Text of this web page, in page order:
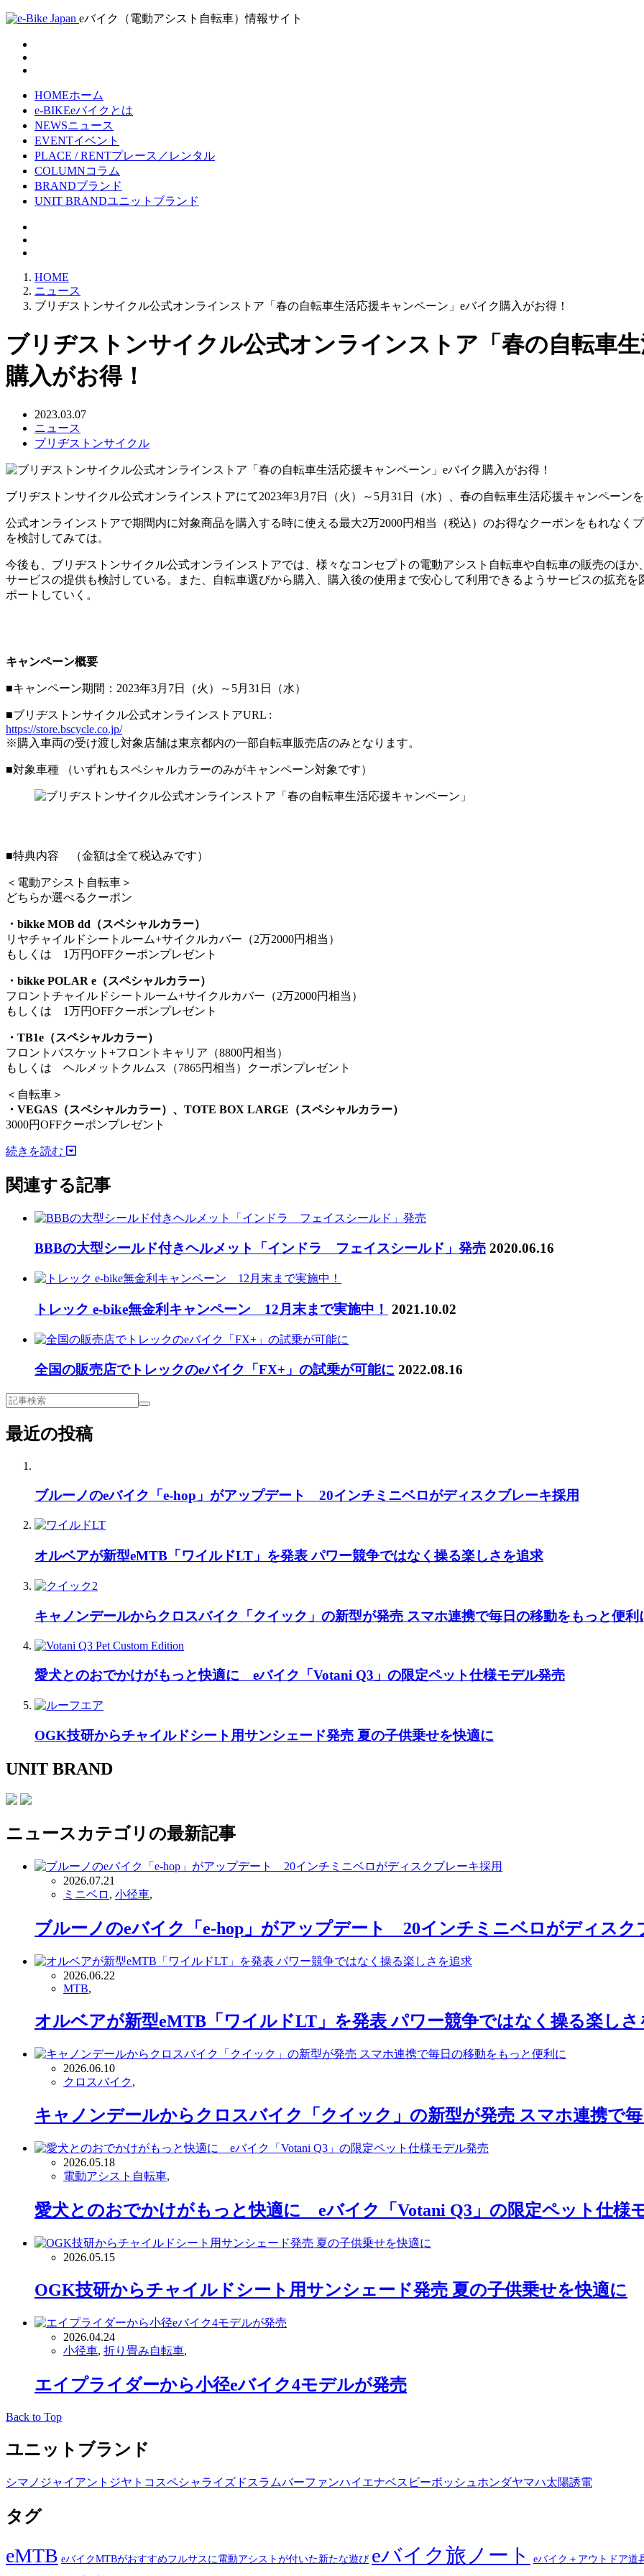
eバイク（電動アシスト自転車）情報サイト
HOMEホーム
e-BIKEeバイクとは
NEWSニュース
EVENTイベント
PLACE / RENTプレース／レンタル
COLUMNコラム
BRANDブランド
UNIT BRANDユニットブランド
HOME
ニュース
ブリヂストンサイクル公式オンラインストア「春の自転車生活応援キャンペーン」eバイク購入がお得！
ブリヂストンサイクル公式オンラインストア「春の自転車
購入がお得！
2023.03.07
ニュース
ブリヂストンサイクル
ブリヂストンサイクル公式オンラインストアにて2023年3月7日（火）～5月31日（水）、春の自転車生活応援キャンペーンを
公式オンラインストアで期間内に対象商品を購入する時に使える最大2万2000円相当（税込）のお得なクーポンをもれなく
を検討してみては。
今後も、ブリヂストンサイクル公式オンラインストアでは、様々なコンセプトの電動アシスト自転車や自転車の販売のほ
サービスの提供も検討している。また、自転車選びから購入、購入後の使用まで安心して利用できるようサービスの拡充
ポートしていく。
キャンペーン概要
■キャンペーン期間：2023年3月7日（火）～5月31日（水）
■ブリヂストンサイクル公式オンラインストアURL :
https://store.bscycle.co.jp/
※購入車両の受け渡し対象店舗は東京都内の一部自転車販売店のみとなります。
■対象車種 （いずれもスペシャルカラーのみがキャンペーン対象です）
■特典内容 （金額は全て税込みです）
＜電動アシスト自転車＞
どちらか選べるクーポン
・bikke MOB dd（スペシャルカラー）
リヤチャイルドシートルーム+サイクルカバー（2万2000円相当）
もしくは 1万円OFFクーポンプレゼント
・bikke POLAR e（スペシャルカラー）
フロントチャイルドシートルーム+サイクルカバー（2万2000円相当）
もしくは 1万円OFFクーポンプレゼント
・TB1e（スペシャルカラー）
フロントバスケット+フロントキャリア（8800円相当）
もしくは ヘルメットクルムス（7865円相当）クーポンプレゼント
＜自転車＞
・VEGAS（スペシャルカラー）、TOTE BOX LARGE（スペシャルカラー）
3000円OFFクーポンプレゼント
続きを読む
関連する記事
BBBの大型シールド付きヘルメット「インドラ フェイスシールド」発売 2020.06.16
トレック e-bike無金利キャンペーン 12月末まで実施中！ 2021.10.02
全国の販売店でトレックのeバイク「FX+」の試乗が可能に 2022.08.16
最近の投稿
ブルーノのeバイク「e-hop」がアップデート 20インチミニベロがディスクブレーキ採用
オルベアが新型eMTB「ワイルドLT」を発表 パワー競争ではなく操る楽しさを追求
キャノンデールからクロスバイク「クイック」の新型が発売 スマホ連携で毎日の移動をもっと便利
愛犬とのおでかけがもっと快適に eバイク「Votani Q3」の限定ペット仕様モデル発売
OGK技研からチャイルドシート用サンシェード発売 夏の子供乗せを快適に
UNIT BRAND
ニュース カテゴリの最新記事
2026.07.21
ミニベロ , 小径車,
ブルーノのeバイク「e-hop」がアップデート 20インチミニベロがディスク
2026.06.22
MTB,
オルベアが新型eMTB「ワイルドLT」を発表 パワー競争ではなく操る楽しさ
2026.06.10
クロスバイク,
キャノンデールからクロスバイク「クイック」の新型が発売 スマホ連携で
2026.05.18
電動アシスト自転車,
愛犬とのおでかけがもっと快適に eバイク「Votani Q3」の限定ペット仕様
2026.05.15
OGK技研からチャイルドシート用サンシェード発売 夏の子供乗せを快適に
2026.04.24
小径車, 折り畳み自転車,
エイプライダーから小径eバイク4モデルが発売
Back to Top
ユニットブランド
シマノ ジャイアント ジヤトコ スペシャライズド スラムバーファンハイエナベスビーボッシュ ホンダヤマハ太陽誘電
タグ
eMTB eバイクMTBがおすすめフルサスに電動アシストが付いた新たな遊び eバイク旅ノート eバイク＋アウトドア道